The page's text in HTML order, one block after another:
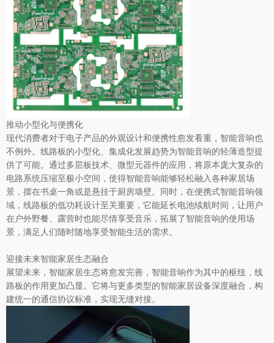
推动小型化与便携化
现代消费者对于电子产品的外观设计和便携性愈发看重，智能音响也
不例外。线路板的小型化、集成化发展趋势为智能音响的轻薄造型提
供了可能。通过多层板技术、微型元器件的应用，将原本庞大复杂的
电路系统压缩至极小空间，使得智能音响能够轻松融入各种家居场
景，摆在书桌一角或是悬挂于厨房墙壁。同时，在便携式智能音响领
域，线路板的低功耗设计至关重要，它能延长电池续航时间，让用户
在户外野餐、露营时也能尽情享受音乐，拓展了智能音响的使用场
景，满足人们随时随地享受智能生活的需求。
迎接未来智能家居生态融合
展望未来，智能家居生态将愈发完善，智能音响作为其中的枢纽，线
路板的作用更加凸显。它将与更多类型的智能家居设备深度融合，构
建统一的通信协议标准，实现无缝对接。